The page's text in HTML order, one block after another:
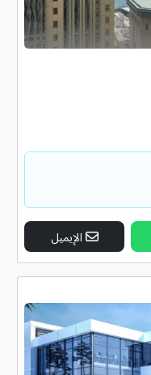
الإيميل